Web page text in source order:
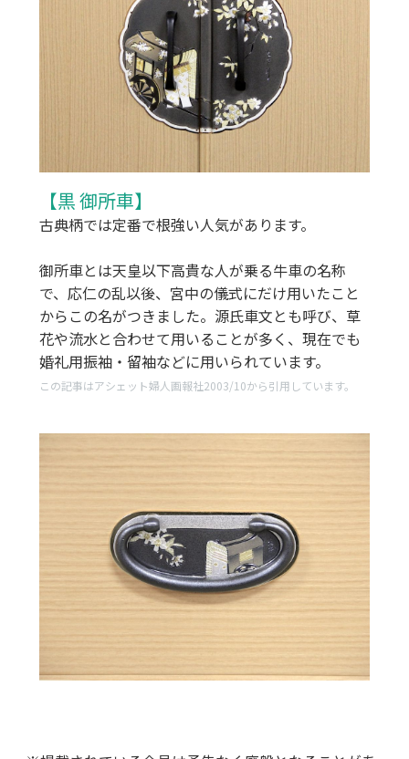
【黒 御所車】
古典柄では定番で根強い人気があります。
御所車とは天皇以下高貴な人が乗る牛車の名称
で、応仁の乱以後、宮中の儀式にだけ用いたこと
からこの名がつきました。源氏車文とも呼び、草
花や流水と合わせて用いることが多く、現在でも
婚礼用振袖・留袖などに用いられています。
この記事はアシェット婦人画報社2003/10から引用しています。